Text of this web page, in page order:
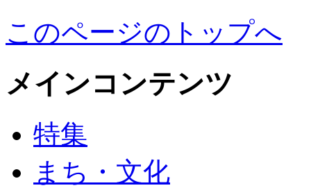
このページのトップへ
メインコンテンツ
特集
まち・文化